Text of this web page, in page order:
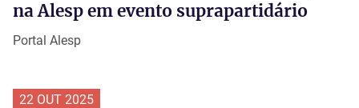
na Alesp em evento suprapartidário
Portal Alesp
22 OUT 2025